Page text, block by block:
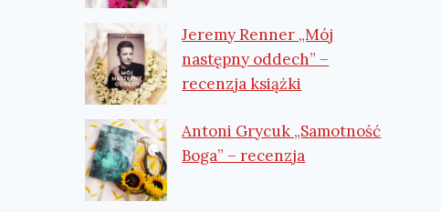
Jeremy Renner „Mój
następny oddech” –
recenzja książki
Antoni Grycuk „Samotność
Boga” – recenzja